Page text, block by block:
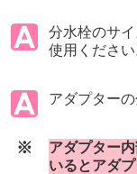
分水栓のサ
使用ください
アダプター
※
アダプター
いるとアダ